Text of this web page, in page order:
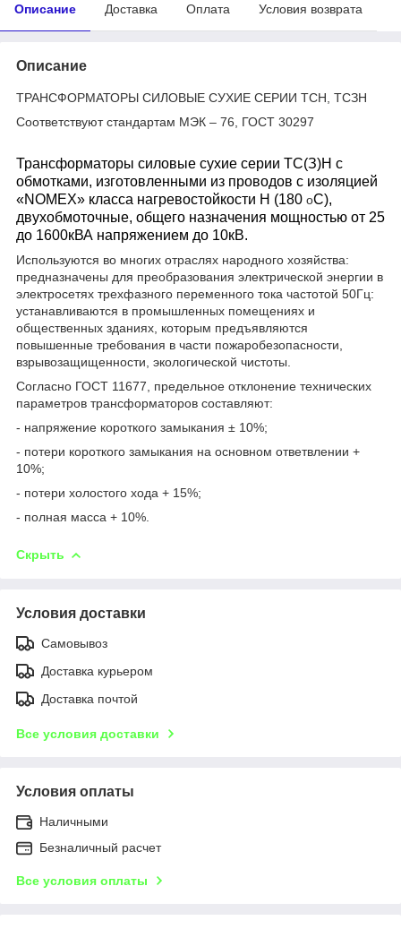
Описание Доставка Оплата Условия возврата
Описание
ТРАНСФОРМАТОРЫ СИЛОВЫЕ СУХИЕ СЕРИИ ТСН, ТСЗН
Соответствуют стандартам МЭК – 76, ГОСТ 30297
Трансформаторы силовые сухие серии ТС(З)Н с
обмотками, изготовленными из проводов с изоляцией
«NOMEX» класса нагревостойкости Н (180 оС),
двухобмоточные, общего назначения мощностью от 25
до 1600кВА напряжением до 10кВ.
Используются во многих отраслях народного хозяйства:
предназначены для преобразования электрической энергии в
электросетях трехфазного переменного тока частотой 50Гц:
устанавливаются в промышленных помещениях и
общественных зданиях, которым предъявляются
повышенные требования в части пожаробезопасности,
взрывозащищенности, экологической чистоты.
Согласно ГОСТ 11677, предельное отклонение технических
параметров трансформаторов составляют:
- напряжение короткого замыкания ± 10%;
- потери короткого замыкания на основном ответвлении +
10%;
- потери холостого хода + 15%;
- полная масса + 10%.
Скрыть
Условия доставки
Самовывоз
Доставка курьером
Доставка почтой
Все условия доставки
Условия оплаты
Наличными
Безналичный расчет
Все условия оплаты